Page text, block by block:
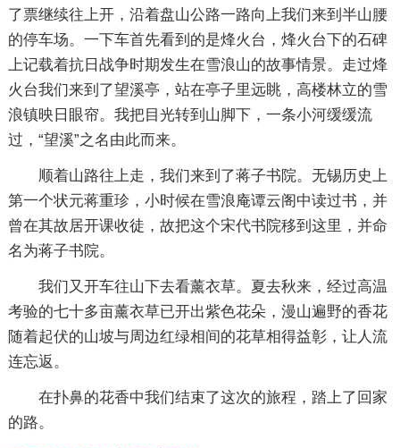
了票继续往上开，沿着盘山公路一路向上我们来到半山腰
的停车场。一下车首先看到的是烽火台，烽火台下的石碑
上记载着抗日战争时期发生在雪浪山的故事情景。走过烽
火台我们来到了望溪亭，站在亭子里远眺，高楼林立的雪
浪镇映日眼帘。我把目光转到山脚下，一条小河缓缓流
过，“望溪”之名由此而来。
顺着山路往上走，我们来到了蒋子书院。无锡历史上
第一个状元蒋重珍，小时候在雪浪庵谭云阁中读过书，并
曾在其故居开课收徒，故把这个宋代书院移到这里，并命
名为蒋子书院。
我们又开车往山下去看薰衣草。夏去秋来，经过高温
考验的七十多亩薰衣草已开出紫色花朵，漫山遍野的香花
随着起伏的山坡与周边红绿相间的花草相得益彰，让人流
连忘返。
在扑鼻的花香中我们结束了这次的旅程，踏上了回家
的路。